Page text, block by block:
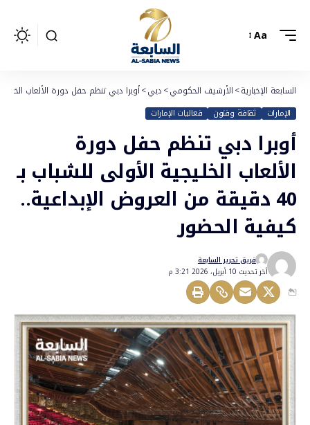
Aa
السابعة الإخبارية>الأرشيف الحكومي>دبي>أوبرا دبي تنظم حفل دورة الألعاب الخليجية الأولى للشباب بـ 40 دقيقة
الإمارات ثقافة وفنون فعاليات الإمارات
أوبرا دبي تنظم حفل دورة
الألعاب الخليجية الأولى للشباب بـ
40 دقيقة من العروض الإبداعية..
كيفية الحضور
أخر تحديث 10 أبريل، 2026 3:21 م
فريق تحرير السابعة